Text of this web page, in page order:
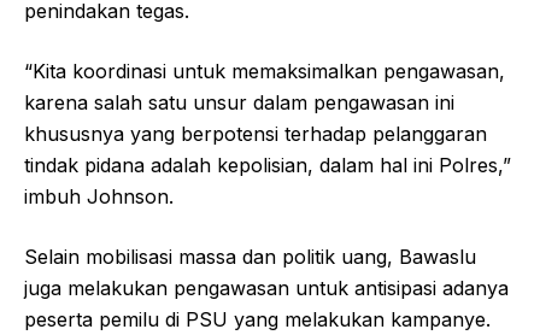
penindakan tegas.
“Kita koordinasi untuk memaksimalkan pengawasan,
karena salah satu unsur dalam pengawasan ini
khususnya yang berpotensi terhadap pelanggaran
tindak pidana adalah kepolisian, dalam hal ini Polres,”
imbuh Johnson.
Selain mobilisasi massa dan politik uang, Bawaslu
juga melakukan pengawasan untuk antisipasi adanya
peserta pemilu di PSU yang melakukan kampanye.